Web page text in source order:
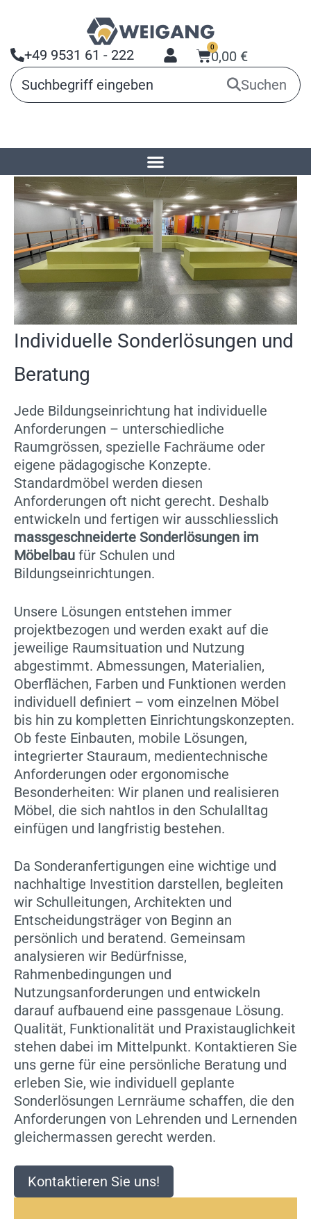
+49 9531 61 - 222 0,00 €
0
Suchen
»Schulen
Individuelle Sonderlösungen und
Beratung
Jede Bildungseinrichtung hat individuelle
Anforderungen – unterschiedliche
Raumgrössen, spezielle Fachräume oder
eigene pädagogische Konzepte.
Standardmöbel werden diesen
Anforderungen oft nicht gerecht. Deshalb
entwickeln und fertigen wir ausschliesslich
massgeschneiderte Sonderlösungen im
Möbelbau für Schulen und
Bildungseinrichtungen.
Unsere Lösungen entstehen immer
projektbezogen und werden exakt auf die
jeweilige Raumsituation und Nutzung
abgestimmt. Abmessungen, Materialien,
Oberflächen, Farben und Funktionen werden
individuell definiert – vom einzelnen Möbel
bis hin zu kompletten Einrichtungskonzepten.
Ob feste Einbauten, mobile Lösungen,
integrierter Stauraum, medientechnische
Anforderungen oder ergonomische
Besonderheiten: Wir planen und realisieren
Möbel, die sich nahtlos in den Schulalltag
einfügen und langfristig bestehen.
Da Sonderanfertigungen eine wichtige und
nachhaltige Investition darstellen, begleiten
wir Schulleitungen, Architekten und
Entscheidungsträger von Beginn an
persönlich und beratend. Gemeinsam
analysieren wir Bedürfnisse,
Rahmenbedingungen und
Nutzungsanforderungen und entwickeln
darauf aufbauend eine passgenaue Lösung.
Qualität, Funktionalität und Praxistauglichkeit
stehen dabei im Mittelpunkt. Kontaktieren Sie
uns gerne für eine persönliche Beratung und
erleben Sie, wie individuell geplante
Sonderlösungen Lernräume schaffen, die den
Anforderungen von Lehrenden und Lernenden
gleichermassen gerecht werden.
Kontaktieren Sie uns!